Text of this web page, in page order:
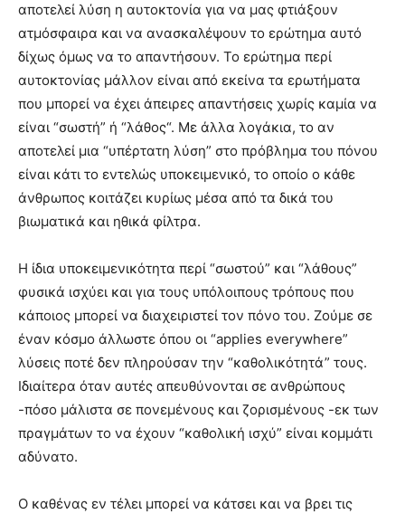
αποτελεί λύση η αυτοκτονία για να μας φτιάξουν
ατμόσφαιρα και να ανασκαλέψουν το ερώτημα αυτό
δίχως όμως να το απαντήσουν. Το ερώτημα περί
αυτοκτονίας μάλλον είναι από εκείνα τα ερωτήματα
που μπορεί να έχει άπειρες απαντήσεις χωρίς καμία να
είναι “σωστή” ή “λάθος“. Με άλλα λογάκια, το αν
αποτελεί μια “υπέρτατη λύση” στο πρόβλημα του πόνου
είναι κάτι το εντελώς υποκειμενικό, το οποίο ο κάθε
άνθρωπος κοιτάζει κυρίως μέσα από τα δικά του
βιωματικά και ηθικά φίλτρα.
Η ίδια υποκειμενικότητα περί “σωστού” και “λάθους”
φυσικά ισχύει και για τους υπόλοιπους τρόπους που
κάποιος μπορεί να διαχειριστεί τον πόνο του. Ζούμε σε
έναν κόσμο άλλωστε όπου οι “applies everywhere”
λύσεις ποτέ δεν πληρούσαν την “καθολικότητά” τους.
Ιδιαίτερα όταν αυτές απευθύνονται σε ανθρώπους
-πόσο μάλιστα σε πονεμένους και ζορισμένους -εκ των
πραγμάτων το να έχουν “καθολική ισχύ” είναι κομμάτι
αδύνατο.
Ο καθένας εν τέλει μπορεί να κάτσει και να βρει τις